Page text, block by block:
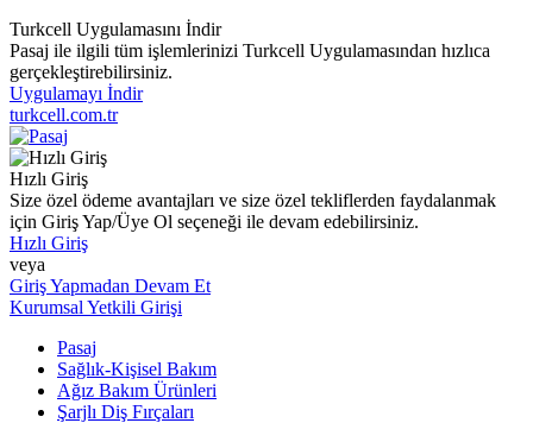
Turkcell Uygulamasını İndir
Pasaj ile ilgili tüm işlemlerinizi Turkcell Uygulamasından hızlıca
gerçekleştirebilirsiniz.
Uygulamayı İndir
turkcell.com.tr
Hızlı Giriş
Size özel ödeme avantajları ve size özel tekliflerden faydalanmak
için Giriş Yap/Üye Ol seçeneği ile devam edebilirsiniz.
Hızlı Giriş
veya
Giriş Yapmadan Devam Et
Kurumsal Yetkili Girişi
Pasaj
Sağlık-Kişisel Bakım
Ağız Bakım Ürünleri
Şarjlı Diş Fırçaları